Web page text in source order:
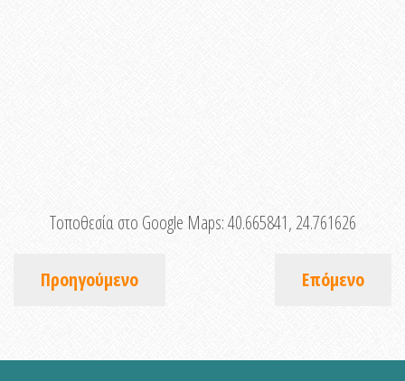
Τοποθεσία στο Google Maps:40.665841, 24.761626
Προηγούμενο Επόμενο